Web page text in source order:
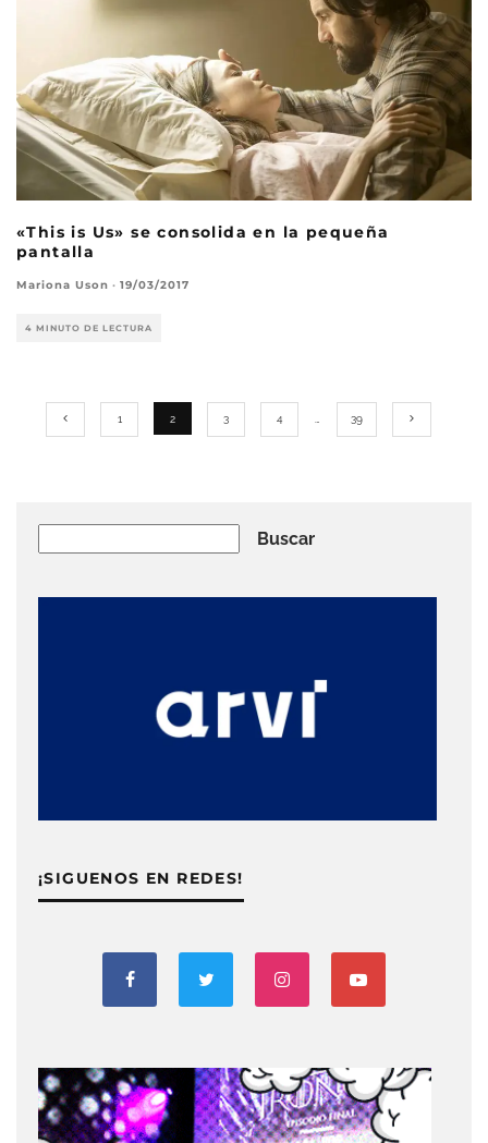
«This is Us» se consolida en la pequeña
pantalla
Mariona Uson · 19/03/2017
4 MINUTO DE LECTURA
1 2 3 4 39
Buscar
¡SIGUENOS EN REDES!